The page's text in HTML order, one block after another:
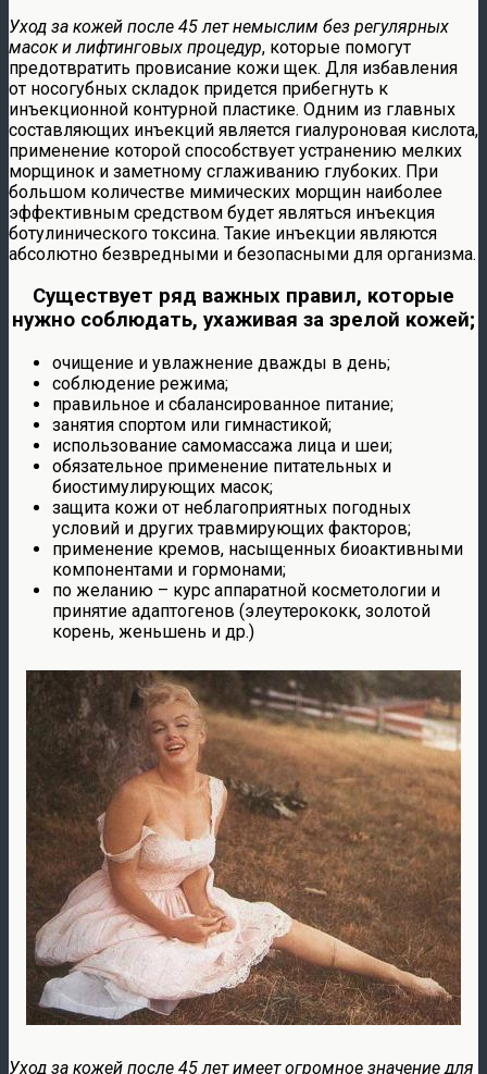
Уход за кожей после 45 лет немыслим без регулярных
масок и лифтинговых процедур, которые помогут
предотвратить провисание кожи щек. Для избавления
от носогубных складок придется прибегнуть к
инъекционной контурной пластике. Одним из главных
составляющих инъекций является гиалуроновая кислота,
применение которой способствует устранению мелких
морщинок и заметному сглаживанию глубоких. При
большом количестве мимических морщин наиболее
эффективным средством будет являться инъекция
ботулинического токсина. Такие инъекции являются
абсолютно безвредными и безопасными для организма.
Существует ряд важных правил, которые
нужно соблюдать, ухаживая за зрелой кожей;
очищение и увлажнение дважды в день;
соблюдение режима;
правильное и сбалансированное питание;
занятия спортом или гимнастикой;
использование самомассажа лица и шеи;
обязательное применение питательных и
биостимулирующих масок;
защита кожи от неблагоприятных погодных
условий и других травмирующих факторов;
применение кремов, насыщенных биоактивными
компонентами и гормонами;
по желанию – курс аппаратной косметологии и
принятие адаптогенов (элеутерококк, золотой
корень, женьшень и др.)
Уход за кожей после 45 лет имеет огромное значение для